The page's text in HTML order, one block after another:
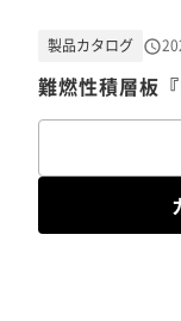
難燃性積層板
製品カタログ